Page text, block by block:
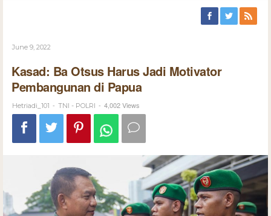
June 9, 2022
Kasad: Ba Otsus Harus Jadi Motivator
Pembangunan di Papua
Hetriadi_101 - TNI - POLRI - 4,002 Views